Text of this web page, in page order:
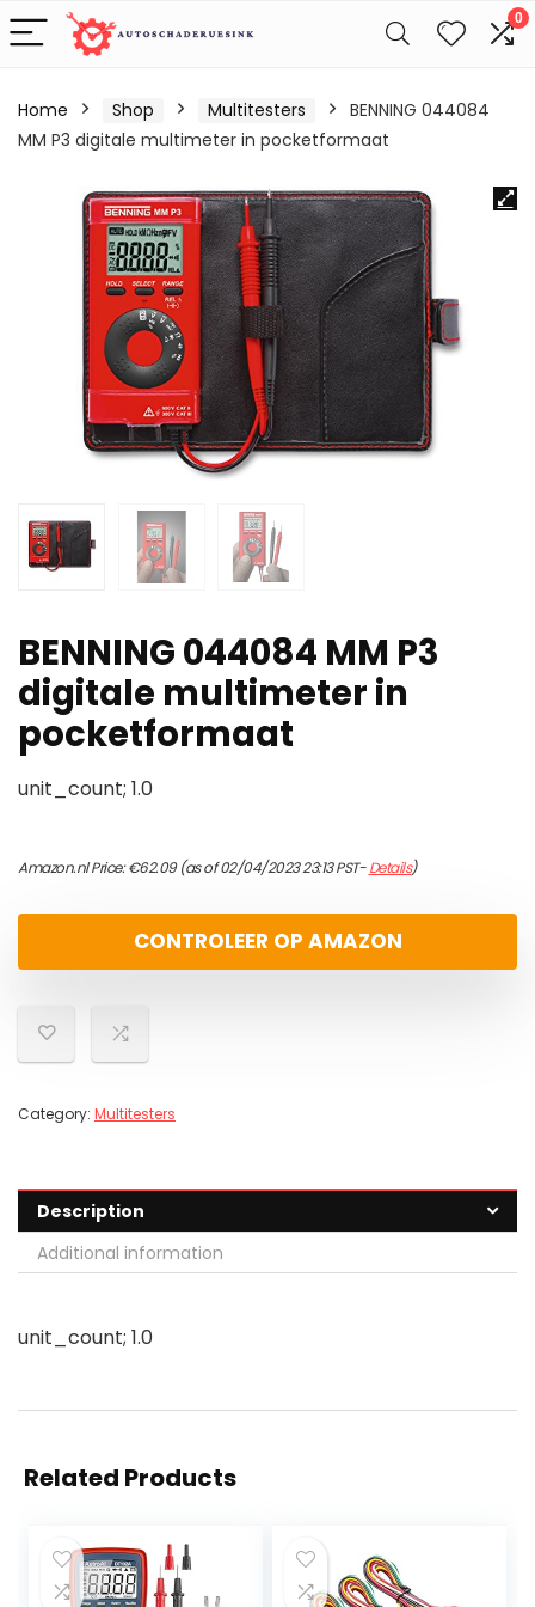
0
Home Shop Multitesters
BENNING 044084
MM P3 digitale multimeter in pocketformaat
BENNING 044084 MM P3
digitale multimeter in
pocketformaat
unit_count; 1.0
Amazon.nl Price:€62.09(as of 02/04/2023 23:13 PST-Details)
CONTROLEER OP AMAZON
Category: Multitesters
Description
Additional information
unit_count; 1.0
Related Products